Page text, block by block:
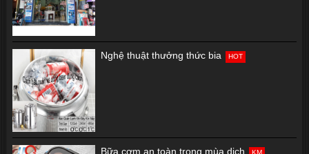
Nghệ thuật thưởng thức bia HOT
Bữa cơm an toàn trong mùa dịch KM